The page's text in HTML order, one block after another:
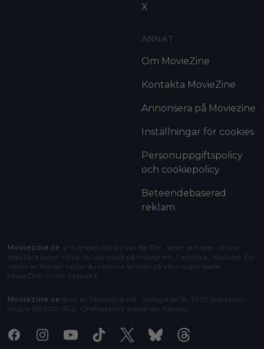
X
ANNAT
Om MovieZine
Kontakta MovieZine
Annonsera på Moviezine
Inställningar för cookies
Personuppgiftspolicy
och cookiepolicy
Beteendebaserad
reklam
Moviezine.se är Sveriges största sajt för film, serier och spel. Utöver
populära sajten hittar du oss också på Instagram, Facebook, Youtube. För
resten av Norden hittar du samma ämnen på våra syskonsajter
MovieZine.no och Episodi.fi
Moviezine.se drivs av MovieZine AB, Olofsgatan 18, 111 36 Stockholm
(org.nr 559200-1142). Chefredaktör Alexander Kardelo
FacebookInstagramYoutubeTiktok X BlueskyThreads